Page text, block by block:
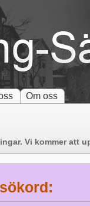
Om oss
Vi kommer att